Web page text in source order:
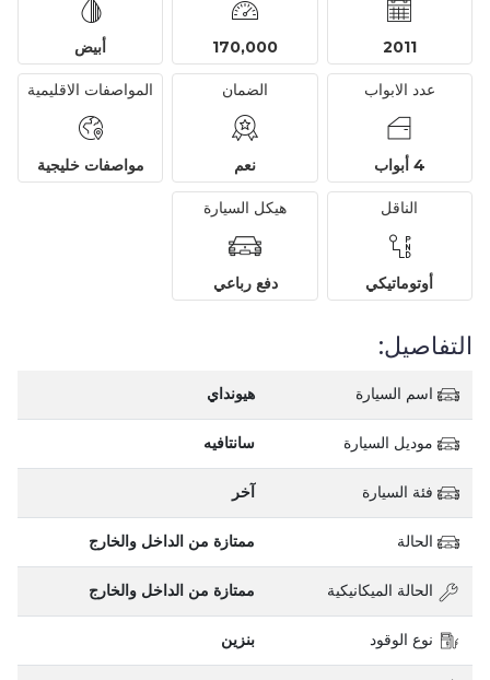
2011
170,000 أبيض
عدد الابواب
4 أبواب
الضمان
نعم
المواصفات الاقليمية
مواصفات خليجية
الناقل
أوتوماتيكي
هيكل السيارة
دفع رباعي
التفاصيل:
اسم السيارة هيونداي
موديل السيارة سانتافيه
فئة السيارة آخر
الحالة ممتازة من الداخل والخارج
الحالة الميكانيكية ممتازة من الداخل والخارج
نوع الوقود بنزين